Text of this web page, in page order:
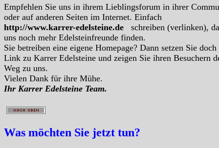
Empfehlen Sie uns in ihrem Lieblingsforum in ihrer
oder auf anderen Seiten im Internet. Einfach
http://www.karrer-edelsteine.de
schreiben (verlinken),
uns noch mehr Edelsteinfreunde finden.
Sie betreiben eine eigene Homepage? Dann setzen Sie doch
Link zu Karrer Edelsteine und zeigen Sie ihren Besuchern
Weg zu uns.
Vielen Dank für ihre Mühe.
Ihr Karrer Edelsteine Team.
Was möchten Sie jetzt tun?